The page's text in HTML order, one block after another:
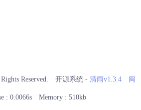
Reserved. 开源系统 - 清雨v1.3.4
闽
: 0.0066s Memory : 510kb